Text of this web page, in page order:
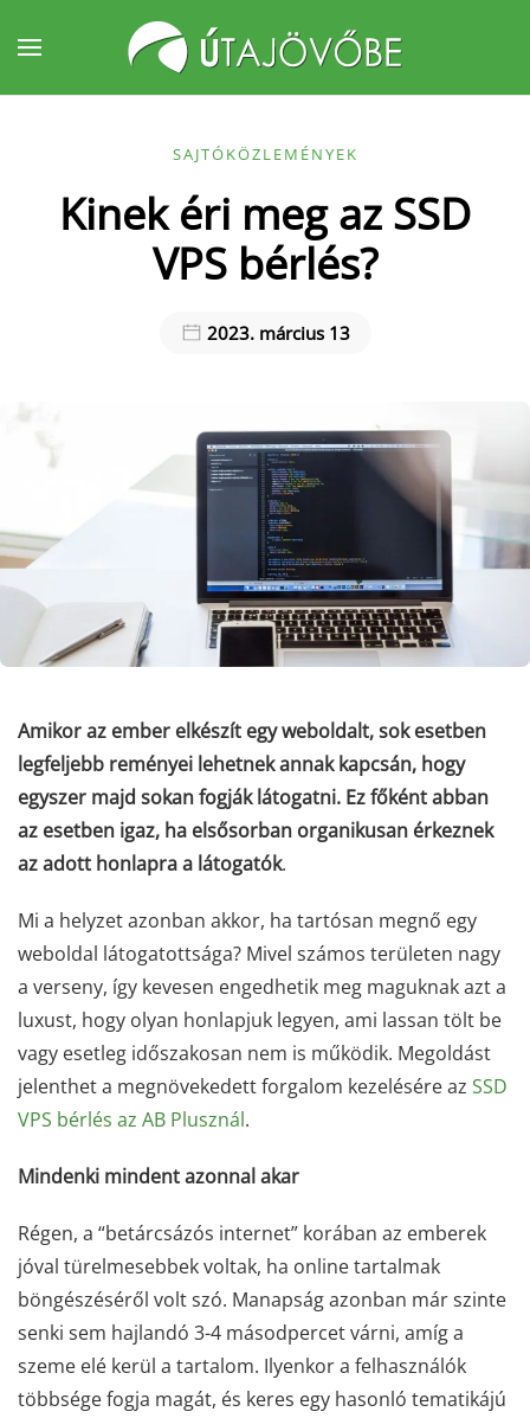
Fő tartalom átugrása
SAJTÓKÖZLEMÉNYEK
Kinek éri meg az SSD
VPS bérlés?
2023. március 13
Amikor az ember elkészít egy weboldalt, sok esetben
legfeljebb reményei lehetnek annak kapcsán, hogy
egyszer majd sokan fogják látogatni. Ez főként abban
az esetben igaz, ha elsősorban organikusan érkeznek
az adott honlapra a látogatók.
Mi a helyzet azonban akkor, ha tartósan megnő egy
weboldal látogatottsága? Mivel számos területen nagy
a verseny, így kevesen engedhetik meg maguknak azt a
luxust, hogy olyan honlapjuk legyen, ami lassan tölt be
vagy esetleg időszakosan nem is működik. Megoldást
jelenthet a megnövekedett forgalom kezelésére az SSD
VPS bérlés az AB Plusznál.
Mindenki mindent azonnal akar
Régen, a “betárcsázós internet” korában az emberek
jóval türelmesebbek voltak, ha online tartalmak
böngészéséről volt szó. Manapság azonban már szinte
senki sem hajlandó 3-4 másodpercet várni, amíg a
szeme elé kerül a tartalom. Ilyenkor a felhasználók
többsége fogja magát, és keres egy hasonló tematikájú